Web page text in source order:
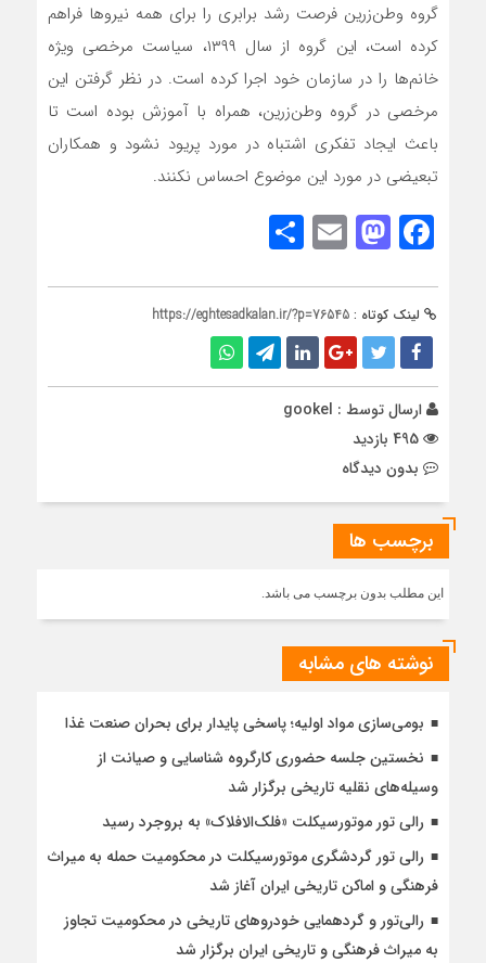
گروه وطن‌زرین فرصت رشد برابری را برای همه نیروها فراهم
کرده است، این گروه از سال ۱۳۹۹، سیاست مرخصی ویژه
خانم‌ها را در سازمان خود اجرا کرده است. در نظر گرفتن این
مرخصی در گروه وطن‌زرین، همراه با آموزش بوده است تا
باعث ایجاد تفکری اشتباه در مورد پریود نشود و همکاران
تبعیضی در مورد این موضوع احساس نکنند.
Facebook
Mastodon
Email
لینک کوتاه : https://eghtesadkalan.ir/?p=76545
ارسال توسط : gookel
بدون دیدگاه
برچسب ها
این مطلب بدون برچسب می باشد.
نوشته های مشابه
بومی‌سازی مواد اولیه؛ پاسخی پایدار برای بحران صنعت غذا
نخستین جلسه حضوری کارگروه شناسایی و صیانت از
وسیله‌های نقلیه تاریخی برگزار شد
رالی تور موتورسیکلت «فلک‌الافلاک» به بروجرد رسید
رالی تور گردشگری موتورسیکلت در محکومیت حمله به میراث
فرهنگی و اماکن تاریخی ایران آغاز شد
رالی‌تور و گردهمایی خودروهای تاریخی در محکومیت تجاوز
به میراث فرهنگی و تاریخی ایران برگزار شد